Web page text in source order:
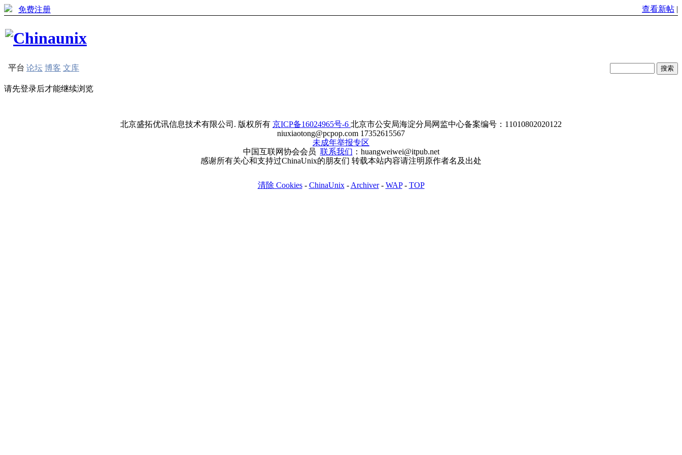
免费注册 查看新帖 |
平台 论坛 博客 文库
请先登录后才能继续浏览
北京盛拓优讯信息技术有限公司. 版权所有 京ICP备16024965号-6 北京市公安局海淀分局网监中心备案编号：11010802020122
niuxiaotong@pcpop.com 17352615567
未成年举报专区
中国互联网协会会员 联系我们 ：huangweiwei@itpub.net
感谢所有关心和支持过ChinaUnix的朋友们 转载本站内容请注明原作者名及出处
清除 Cookies- ChinaUnix- Archiver- WAP- TOP